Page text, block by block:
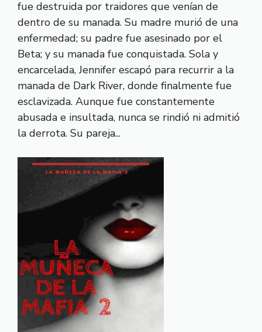
fue destruida por traidores que venían de
dentro de su manada. Su madre murió de una
enfermedad; su padre fue asesinado por el
Beta; y su manada fue conquistada. Sola y
encarcelada, Jennifer escapó para recurrir a la
manada de Dark River, donde finalmente fue
esclavizada. Aunque fue constantemente
abusada e insultada, nunca se rindió ni admitió
la derrota. Su pareja...